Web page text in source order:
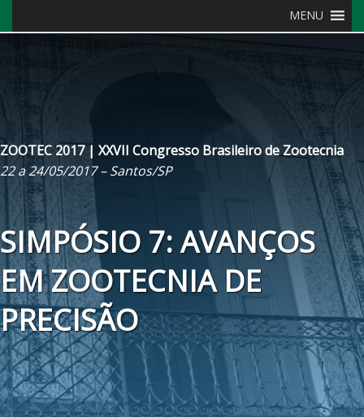
MENU
ZOOTEC 2017 | XXVII Congresso Brasileiro de Zootecnia
22 a 24/05/2017 – Santos/SP
SIMPÓSIO 7: AVANÇOS
EM ZOOTECNIA DE
PRECISÃO